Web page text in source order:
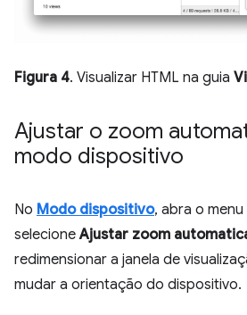
Figura 4. Visualizar HTML na guia
Ajustar o zoom
modo dispositivo
No Modo dispositivo, abra o
selecioneAjustar zoom
redimensionar a janela de
mudar a orientação do dispositivo.